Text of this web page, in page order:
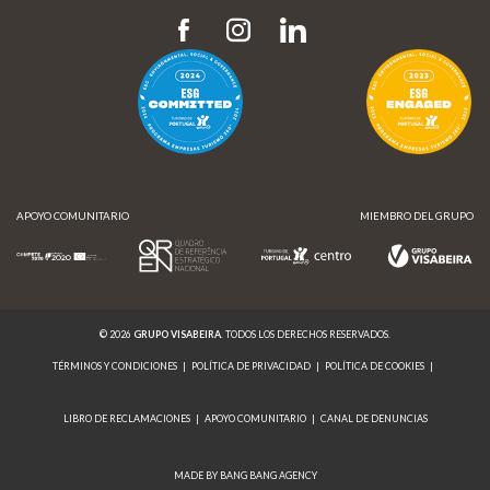
APOYO COMUNITARIO MIEMBRO DEL GRUPO
© 2026 GRUPO VISABEIRA. TODOS LOS DERECHOS RESERVADOS.
TÉRMINOS Y CONDICIONES | POLÍTICA DE PRIVACIDAD | POLÍTICA DE COOKIES |
LIBRO DE RECLAMACIONES | APOYO COMUNITARIO | CANAL DE DENUNCIAS
MADE BY BANG BANG AGENCY